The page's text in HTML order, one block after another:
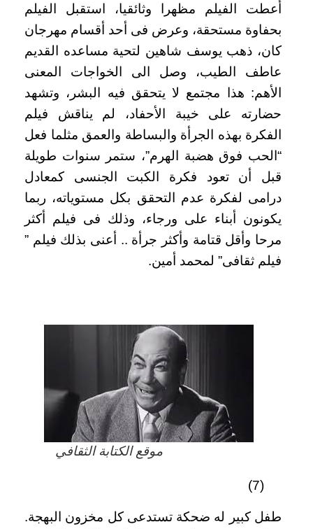
أعطت الفيلم مظهرا وثائقيا، استقبل الفيلم
بحفاوة مستحقة، وعرض فى أحد أقسام مهرجان
كان، ذهب يوسف شاهين لتحية مساعده القديم
عاطف الطيب، وصل الى الخواجات المعنى
الأهم: هذا مجتمع لا يتحقق فيه البشر، وتشهد
حضارته على خيبة الأحفاد، لم يناقش فيلم
الفكرة بهذه الجرأة والبساطة والعمق مثلما فعل
“الحب فوق هضبة الهرم”، ستمر سنوات طويلة
قبل أن تعود فكرة الكبت الجنسى كمعادل
درامى لفكرة عدم التحقق بكل مستوياته، ربما
يكونون أبناء على ورجاء، وذلك فى فيلم أكثر
مرحا وأقل قتامة وأكثر جرأة .. أعنى بذلك فيلم ”
فيلم ثقافى” لمحمد أمين.
موقع الكتابة الثقافي
(7)
طفل كبير له ضحكة تستدعى كل مخزون البهجة.